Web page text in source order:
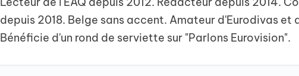
depuis 2018. Belge sans accent. Amateur d'Eurodivas et
Bénéficie d'un rond de serviette sur "Parlons Eurovision".